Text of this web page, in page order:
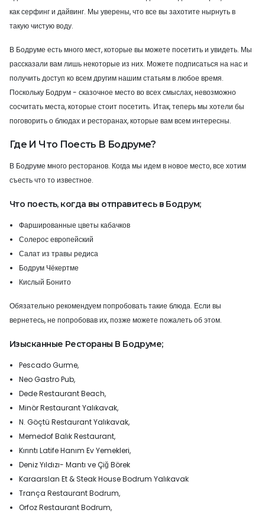
как серфинг и дайвинг. Мы уверены, что все вы захотите нырнуть в
такую ​​чистую воду.
В Бодруме есть много мест, которые вы можете посетить и увидеть. Мы
рассказали вам лишь некоторые из них. Можете подписаться на нас и
получить доступ ко всем другим нашим статьям в любое время.
Поскольку Бодрум - сказочное место во всех смыслах, невозможно
сосчитать места, которые стоит посетить. Итак, теперь мы хотели бы
поговорить о блюдах и ресторанах, которые вам всем интересны.
Где И Что Поесть В Бодруме?
В Бодруме много ресторанов. Когда мы идем в новое место, все хотим
съесть что то известное.
Что поесть, когда вы отправитесь в Бодрум;
Фаршированные цветы кабачков
Солерос европейский
Салат из травы редиса
Бодрум Чёкертме
Кислый Бонито
Обязательно рекомендуем попробовать такие блюда. Если вы
вернетесь, не попробовав их, позже можете пожалеть об этом.
Изысканные Рестораны В Бодруме;
Pescado Gurme,
Neo Gastro Pub,
Dede Restaurant Beach,
Minör Restaurant Yalıkavak,
N. Göçtü Restaurant Yalıkavak,
Memedof Balık Restaurant,
Kırıntı Latife Hanım Ev Yemekleri,
Deniz Yıldızı- Mantı ve Çiğ Börek
Karaarslan Et & Steak House Bodrum Yalıkavak
Trança Restaurant Bodrum,
Orfoz Restaurant Bodrum,